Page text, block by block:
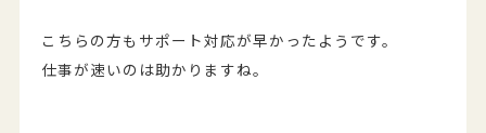
こちらの方もサポート対応が早かったようです。
仕事が速いのは助かりますね。